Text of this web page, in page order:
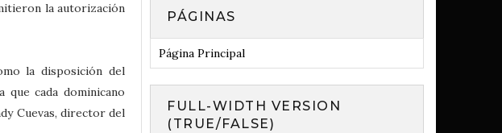
la autorización
la disposición del
cada dominicano
Cuevas, director del
PÁGINAS
Página Principal
FULL-WIDTH VERSION
(TRUE/FALSE)